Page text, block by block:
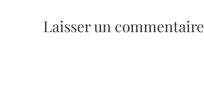
Laisser un commentaire